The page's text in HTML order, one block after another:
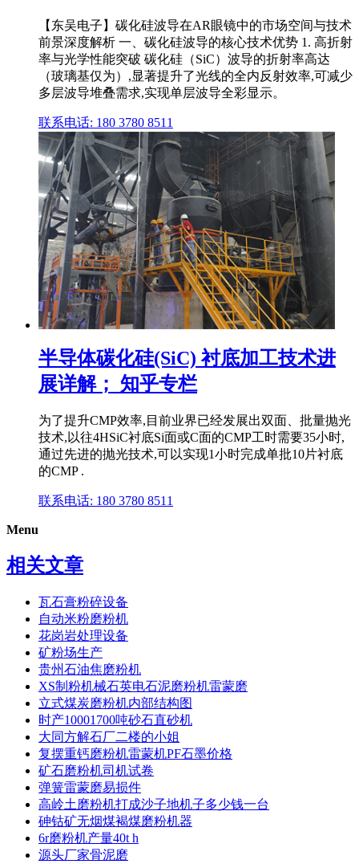
【东吴电子】碳化硅波导在AR眼镜中的市场空间与技术
前景深度解析 一、碳化硅波导的核心技术优势 1. 高折射
率与光学性能突破 碳化硅（SiC）波导的折射率高达
（玻璃基仅为）,显著提升了光线的全内反射效率,可减少
多层波导堆叠需求,实现单层波导全彩显示。
联系电话: 180 3780 8511
半导体碳化硅(SiC) 衬底加工技术进
展详解； 知乎专栏
为了提升CMP效率,目前业界已经发展出双面、批量抛光
技术,以往4HSiC衬底Si面或C面的CMP工时需要35小时,
通过先进的抛光技术,可以实现1小时完成单批10片衬底
的CMP .
联系电话: 180 3780 8511
Menu
相关文章
瓦石膏粉碎设备
自动米粉磨粉机
花岗岩处理设备
矿粉场生产
贵州石油焦磨粉机
XS制粉机械石英电石泥磨粉机雷蒙磨
立式煤炭磨粉机内部结构图
时产10001700吨砂石直砂机
大同方解石厂二楼的小姐
复摆重钙磨粉机雷蒙机PF石墨价格
矿石磨粉机司机试卷
弹簧雷蒙磨易损件
高岭土磨粉机打成沙子地机子多少钱一台
砷钴矿无烟煤褐煤磨粉机器
6r磨粉机产量40t h
源头厂家骨泥磨